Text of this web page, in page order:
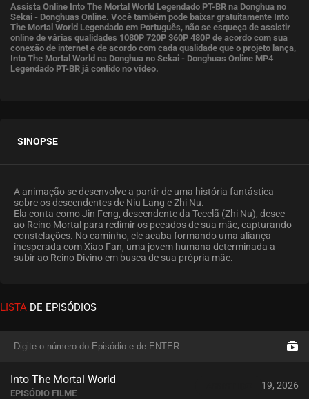
Assista Online Into The Mortal World Legendado PT-BR na Donghua no
Sekai - Donghuas Online. Você também pode baixar gratuitamente Into
The Mortal World Legendado em Português, não se esqueça de assistir
online de várias qualidades 1080P 720P 360P 480P de acordo com sua
conexão de internet e de acordo com cada qualidade que o projeto lança,
Into The Mortal World na Donghua no Sekai - Donghuas Online MP4
Legendado PT-BR já contido no vídeo.
SINOPSE
A animação se desenvolve a partir de uma história fantástica
sobre os descendentes de Niu Lang e Zhi Nu.
Ela conta como Jin Feng, descendente da Tecelã (Zhi Nu), desce
ao Reino Mortal para redimir os pecados de sua mãe, capturando
constelações. No caminho, ele acaba formando uma aliança
inesperada com Xiao Fan, uma jovem humana determinada a
subir ao Reino Divino em busca de sua própria mãe.
LISTA DE EPISÓDIOS
Into The Mortal World
EPISÓDIO FILME
abril 19, 2026